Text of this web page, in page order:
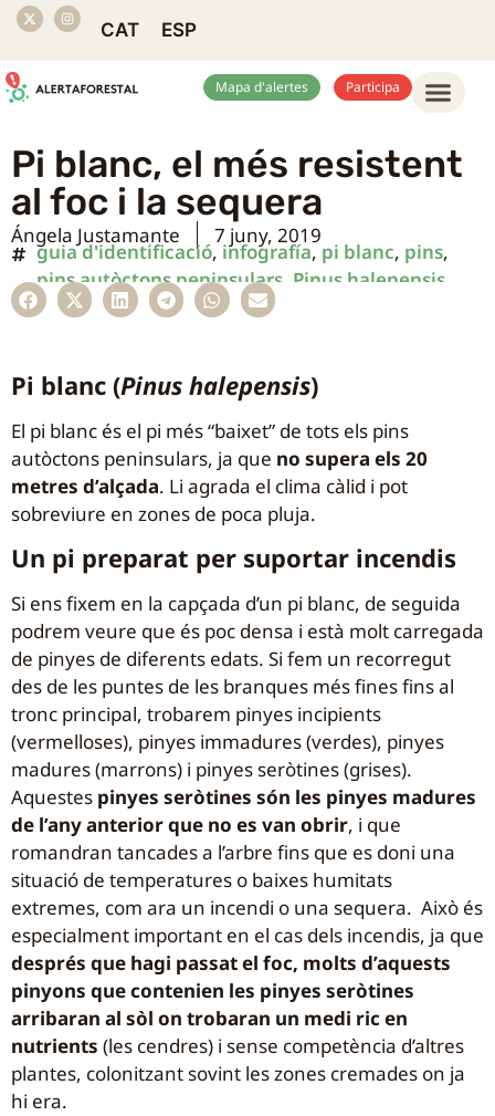
CAT ESP
Mapa d'alertes Participa
Pi blanc, el més resistent
al foc i la sequera
Ángela Justamante 7 juny, 2019
guia d'identificació, infografía, pi blanc, pins,
pins autòctons peninsulars, Pinus halepensis
Pi blanc (Pinus halepensis)
El pi blanc és el pi més “baixet” de tots els pins
autòctons peninsulars, ja que no supera els 20
metres d’alçada. Li agrada el clima càlid i pot
sobreviure en zones de poca pluja.
Un pi preparat per suportar incendis
Si ens fixem en la capçada d’un pi blanc, de seguida
podrem veure que és poc densa i està molt carregada
de pinyes de diferents edats. Si fem un recorregut
des de les puntes de les branques més fines fins al
tronc principal, trobarem pinyes incipients
(vermelloses), pinyes immadures (verdes), pinyes
madures (marrons) i pinyes seròtines (grises).
Aquestes pinyes seròtines són les pinyes madures
de l’any anteriorque no es van obrir, i que
romandran tancades a l’arbre fins que es doni una
situació de temperatures o baixes humitats
extremes, com ara un incendi o una sequera. Això és
especialment important en el cas dels incendis, ja que
després que hagi passat el foc, molts d’aquests
pinyons que contenien les pinyes seròtines
arribaran al sòl on trobaran un medi ric en
nutrients (les cendres) i sense competència d’altres
plantes, colonitzant sovint les zones cremades on ja
hi era.